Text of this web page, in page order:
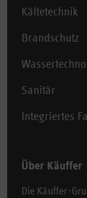
Kältetechnik
Brandschutz
Sanitär
Integriertes
Über Käuffer
Die Käuffer-